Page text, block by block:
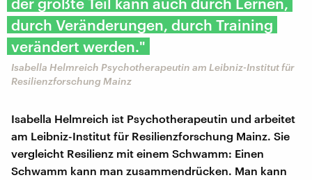
durch Veränderungen, durch Training
verändert werden."
Isabella Helmreich Psychotherapeutin am Leibniz-Institut für
Resilienzforschung Mainz
Isabella Helmreich ist Psychotherapeutin und arbeitet
am Leibniz-Institut für Resilienzforschung Mainz. Sie
vergleicht Resilienz mit einem Schwamm: Einen
Schwamm kann man zusammendrücken. Man kann